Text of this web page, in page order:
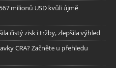
milionů USD kvůli újmě
čistý zisk i tržby, zlepšila výhled
CRA? Začněte u přehledu